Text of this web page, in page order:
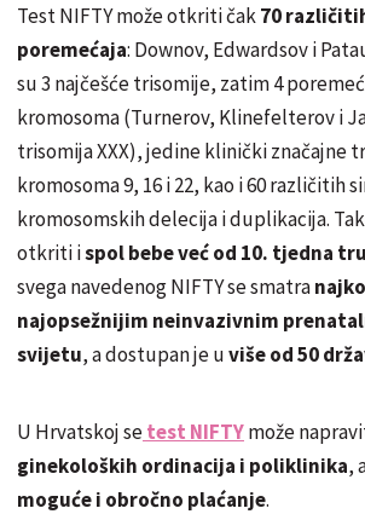
Test NIFTY može otkriti čak70
poremećaja: Downov, Edwardsov i
su 3 najčešće trisomije, zatim 4
kromosoma (Turnerov, Klinefelterov i
trisomija XXX), jedine klinički značajne
kromosoma 9, 16 i 22, kao i 60 različitih
kromosomskih delecija i duplikacija.
otkriti ispol bebe već od 10. tjedna
svega navedenog NIFTY se smatra
najopsežnijim neinvazivnim
svijetu, a dostupan je uviše od 50
U Hrvatskoj setest NIFTYmože
ginekoloških ordinacija i poliklinika,
moguće i obročno plaćanje.